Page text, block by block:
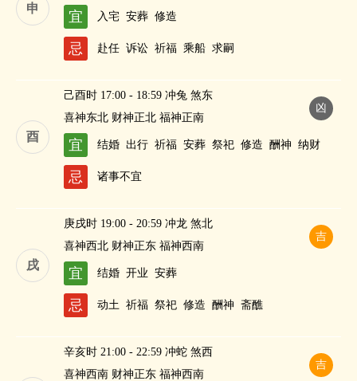
申
宜 入宅 安葬 修造
忌 赴任 诉讼 祈福 乘船 求嗣
酉
凶
己酉时 17:00 - 18:59 冲兔 煞东
喜神东北 财神正北 福神正南
宜 结婚 出行 祈福 安葬 祭祀 修造 酬神 纳财
忌 诸事不宜
戌
吉
庚戌时 19:00 - 20:59 冲龙 煞北
喜神西北 财神正东 福神西南
宜 结婚 开业 安葬
忌 动土 祈福 祭祀 修造 酬神 斋醮
吉
辛亥时 21:00 - 22:59 冲蛇 煞西
喜神西南 财神正东 福神西南